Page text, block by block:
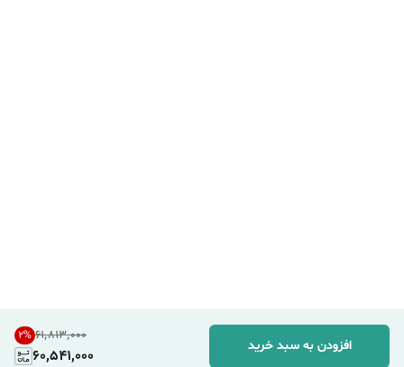
۶۱٬۸۱۳٬۰۰۰ 2%
60,541,000
افزودن به سبد خرید